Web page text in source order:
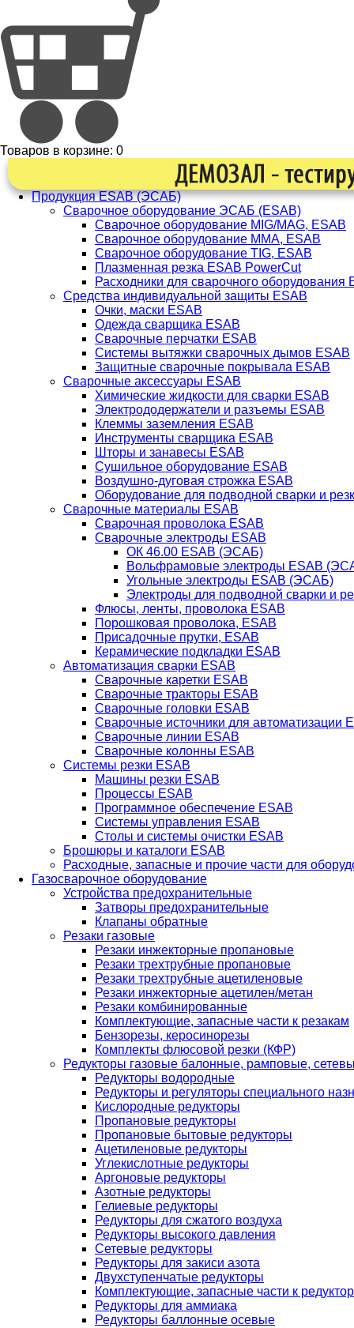
Товаров в корзине: 0
Продукция ESAB (ЭСАБ)
Сварочное оборудование ЭСАБ (ESAB)
Сварочное оборудование MIG/MAG, ESAB
Сварочное оборудование ММА, ESAB
Сварочное оборудование TIG, ESAB
Плазменная резка ESAB PowerCut
Расходники для сварочного оборудования
Средства индивидуальной защиты ESAB
Очки, маски ESAB
Одежда сварщика ESAB
Сварочные перчатки ESAB
Системы вытяжки сварочных дымов ESAB
Защитные сварочные покрывала ESAB
Сварочные аксессуары ESAB
Химические жидкости для сварки ESAB
Электрододержатели и разъемы ESAB
Клеммы заземления ESAB
Инструменты сварщика ESAB
Шторы и занавесы ESAB
Сушильное оборудование ESAB
Воздушно-дуговая строжка ESAB
Оборудование для подводной сварки и
Сварочные материалы ESAB
Сварочная проволока ESAB
Сварочные электроды ESAB
ОК 46.00 ESAB (ЭСАБ)
Вольфрамовые электроды ESAB
Угольные электроды ESAB (ЭСАБ)
Электроды для подводной сварки и
Флюсы, ленты, проволока ESAB
Порошковая проволока, ESAB
Присадочные прутки, ESAB
Керамические подкладки ESAB
Автоматизация сварки ESAB
Сварочные каретки ESAB
Сварочные тракторы ESAB
Сварочные головки ESAB
Сварочные источники для автоматизации
Сварочные линии ESAB
Сварочные колонны ESAB
Системы резки ESAB
Машины резки ESAB
Процессы ESAB
Программное обеспечение ESAB
Системы управления ESAB
Столы и системы очистки ESAB
Брошюры и каталоги ESAB
Расходные, запасные и прочие части для
Газосварочное оборудование
Устройства предохранительные
Затворы предохранительные
Клапаны обратные
Резаки газовые
Резаки инжекторные пропановые
Резаки трехтрубные пропановые
Резаки трехтрубные ацетиленовые
Резаки инжекторные ацетилен/метан
Резаки комбинированные
Комплектующие, запасные части к резакам
Бензорезы, керосинорезы
Комплекты флюсовой резки (КФР)
Редукторы газовые балонные, рамповые,
Редукторы водородные
Редукторы и регуляторы специального
Кислородные редукторы
Пропановые редукторы
Пропановые бытовые редукторы
Ацетиленовые редукторы
Углекислотные редукторы
Аргоновые редукторы
Азотные редукторы
Гелиевые редукторы
Редукторы для сжатого воздуха
Редукторы высокого давления
Сетевые редукторы
Редукторы для закиси азота
Двухступенчатые редукторы
Комплектующие, запасные части к
Редукторы для аммиака
Редукторы баллонные осевые